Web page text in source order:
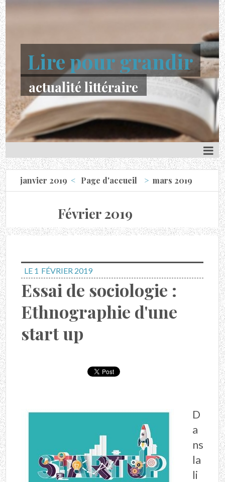
Lire pour grandir
actualité littéraire
janvier 2019 Page d'accueil mars 2019
Février 2019
LE 1 FÉVRIER 2019
Essai de sociologie :
Ethnographie d'une
start up
D
a
ns
la
li